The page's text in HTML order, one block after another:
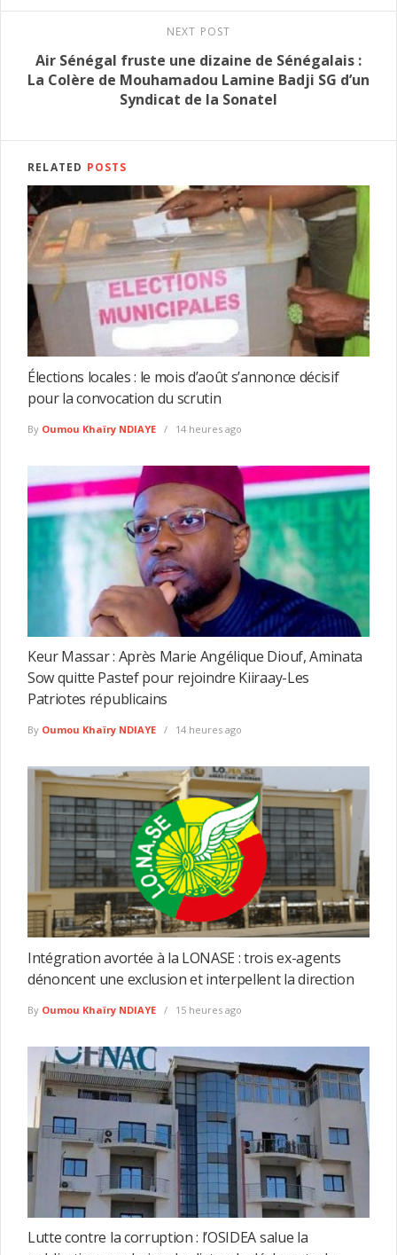
NEXT POST
Air Sénégal fruste une dizaine de Sénégalais :
La Colère de Mouhamadou Lamine Badji SG d’un
Syndicat de la Sonatel
RELATED POSTS
Élections locales : le mois d’août s’annonce décisif
pour la convocation du scrutin
By Oumou Khaïry NDIAYE 14 heures ago
Keur Massar : Après Marie Angélique Diouf, Aminata
Sow quitte Pastef pour rejoindre Kiiraay-Les
Patriotes républicains
By Oumou Khaïry NDIAYE 14 heures ago
Intégration avortée à la LONASE : trois ex-agents
dénoncent une exclusion et interpellent la direction
By Oumou Khaïry NDIAYE 15 heures ago
Lutte contre la corruption : l’OSIDEA salue la